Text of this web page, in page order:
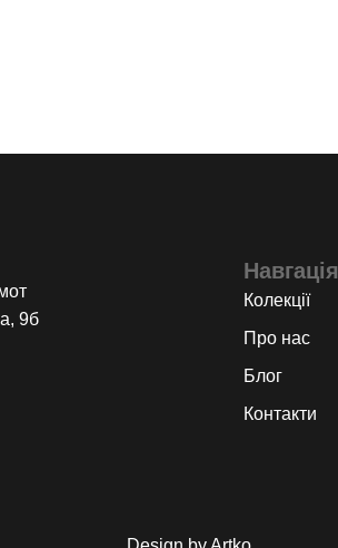
9б
Навгація
Колекції
Про нас
Блог
Контакти